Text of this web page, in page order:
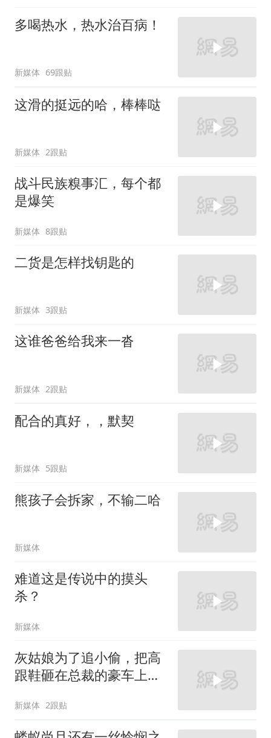
多喝热水，热水治百病！
新媒体 69跟贴
这滑的挺远的哈，棒棒哒
新媒体 2跟贴
战斗民族糗事汇，每个都
是爆笑
新媒体 8跟贴
二货是怎样找钥匙的
新媒体 3跟贴
这谁爸爸给我来一沓
新媒体 2跟贴
配合的真好，，默契
新媒体 5跟贴
熊孩子会拆家，不输二哈
新媒体
难道这是传说中的摸头
杀？
新媒体
灰姑娘为了追小偷，把高
跟鞋砸在总裁的豪车上，
新媒体 2跟贴